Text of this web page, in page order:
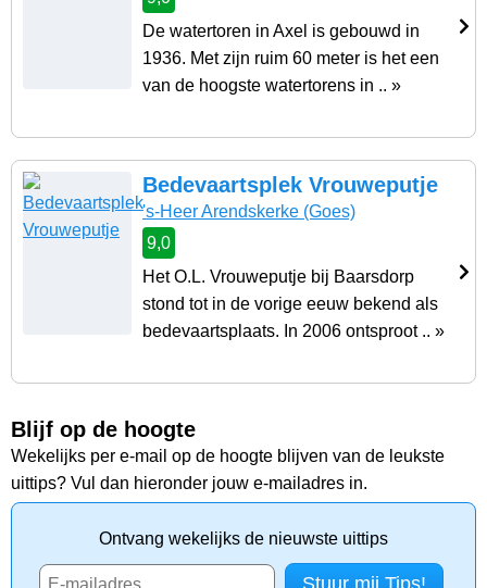
De watertoren in Axel is gebouwd in
1936. Met zijn ruim 60 meter is het een
van de hoogste watertorens in .. »
Bedevaartsplek Vrouweputje
's-Heer Arendskerke (Goes)
9,0
Het O.L. Vrouweputje bij Baarsdorp
stond tot in de vorige eeuw bekend als
bedevaartsplaats. In 2006 ontsproot .. »
Blijf op de hoogte
Wekelijks per e-mail op de hoogte blijven van de leukste
uittips? Vul dan hieronder jouw e-mailadres in.
Ontvang wekelijks de nieuwste uittips